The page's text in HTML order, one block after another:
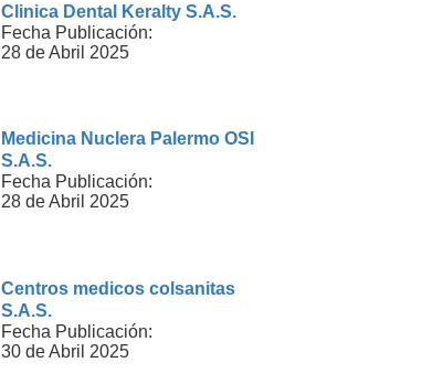
Clinica Dental Keralty S.A.S.
Fecha Publicación:
28 de Abril 2025
Medicina Nuclera Palermo OSI
S.A.S.
Fecha Publicación:
28 de Abril 2025
Centros medicos colsanitas
S.A.S.
Fecha Publicación:
30 de Abril 2025